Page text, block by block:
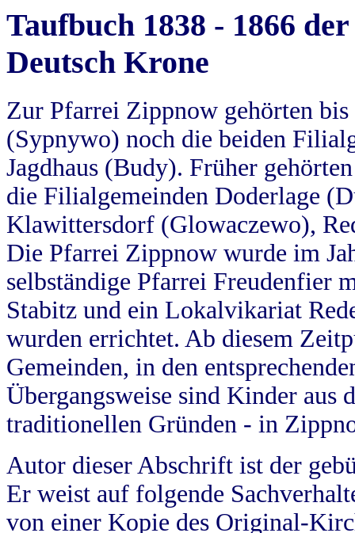
Taufbuch 1838 - 1866
Deutsch Krone
Zur Pfarrei Zippnow gehörten
(Sypnywo) noch die beiden
Jagdhaus (Budy). Früher
die Filialgemeinden Doderlage
Klawittersdorf (Glowaczewo),
Die Pfarrei Zippnow wurde im
selbständige Pfarrei Freudenfier
Stabitz und ein Lokalvikariat
wurden errichtet. Ab diesem
Gemeinden, in den
Übergangsweise sind Kinder aus
traditionellen Gründen - in
Autor dieser Abschrift ist der
Er weist auf folgende
von einer Kopie des Original-